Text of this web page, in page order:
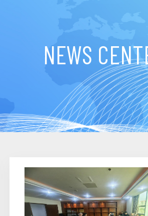
NEWS